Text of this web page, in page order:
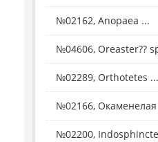
№02162, Anopaea ...
№04606, Oreaster??
№02289, Orthotetes ...
№02166, Окаменелая
№02200,